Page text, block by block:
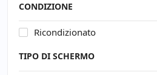
CONDIZIONE
Ricondizionato
TIPO DI SCHERMO